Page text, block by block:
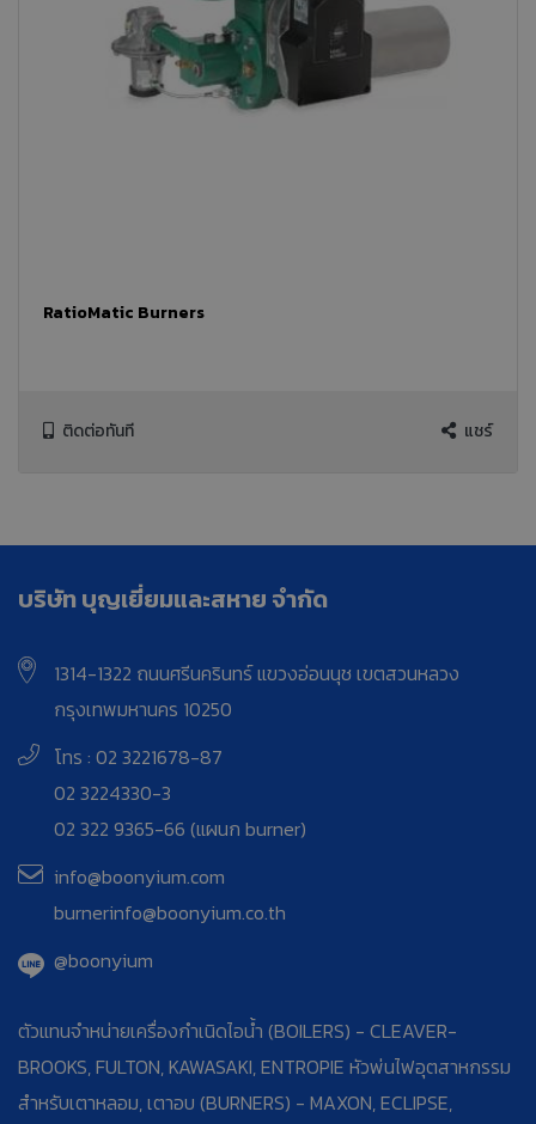
RatioMatic Burners
ติดต่อทันที แชร์
บริษัท บุญเยี่ยมและสหาย จำกัด
1314-1322 ถนนศรีนครินทร์ แขวงอ่อนนุช เขตสวนหลวง
กรุงเทพมหานคร 10250
โทร : 02 3221678-87
02 3224330-3
02 322 9365-66 (แผนก burner)
info@boonyium.com
burnerinfo@boonyium.co.th
@boonyium
ตัวแทนจำหน่ายเครื่องกำเนิดไอน้ำ (BOILERS) - CLEAVER-
BROOKS, FULTON, KAWASAKI, ENTROPIE หัวพ่นไฟอุตสาหกรรม
สำหรับเตาหลอม, เตาอบ (BURNERS) - MAXON, ECLIPSE,